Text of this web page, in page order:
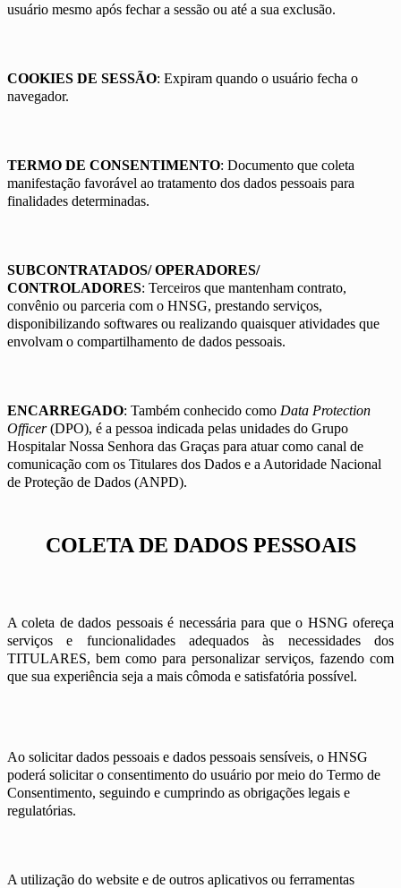
usuário mesmo após fechar a sessão ou até a sua exclusão.
COOKIES DE SESSÃO: Expiram quando o usuário fecha o
navegador.
TERMO DE CONSENTIMENTO: Documento que coleta
manifestação favorável ao tratamento dos dados pessoais para
finalidades determinadas.
SUBCONTRATADOS/ OPERADORES/
CONTROLADORES: Terceiros que mantenham contrato,
convênio ou parceria com o HNSG, prestando serviços,
disponibilizando softwares ou realizando quaisquer atividades que
envolvam o compartilhamento de dados pessoais.
ENCARREGADO: Também conhecido como Data Protection
Officer(DPO), é a pessoa indicada pelas unidades do Grupo
Hospitalar Nossa Senhora das Graças para atuar como canal de
comunicação com os Titulares dos Dados e a Autoridade Nacional
de Proteção de Dados (ANPD).
COLETA DE DADOS PESSOAIS
A coleta de dados pessoais é necessária para que o HSNG ofereça
serviços e funcionalidades adequados às necessidades dos
TITULARES, bem como para personalizar serviços, fazendo com
que sua experiência seja a mais cômoda e satisfatória possível.
Ao solicitar dados pessoais e dados pessoais sensíveis, o HNSG
poderá solicitar o consentimento do usuário por meio do Termo de
Consentimento, seguindo e cumprindo as obrigações legais e
regulatórias.
A utilização do website e de outros aplicativos ou ferramentas